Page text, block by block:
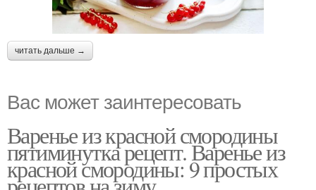
читать дальше →
Вас может заинтересовать
Варенье из красной смородины
пятиминутка рецепт. Варенье из
красной смородины: 9 простых